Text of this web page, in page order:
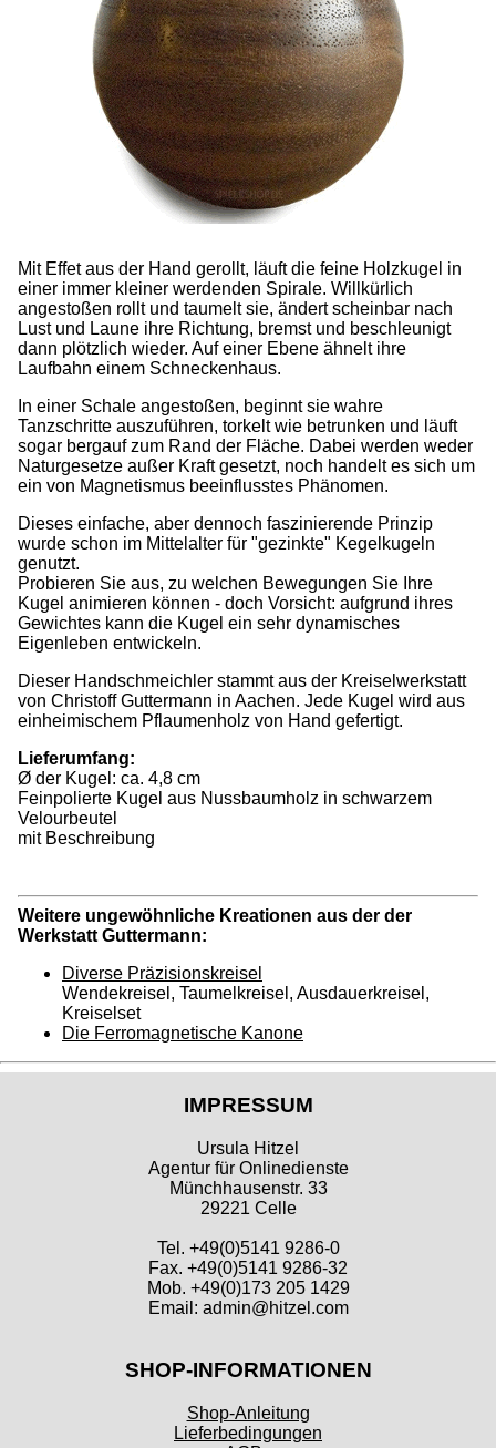
Mit Effet aus der Hand gerollt, läuft die feine Holzkugel in
einer immer kleiner werdenden Spirale. Willkürlich
angestoßen rollt und taumelt sie, ändert scheinbar nach
Lust und Laune ihre Richtung, bremst und beschleunigt
dann plötzlich wieder. Auf einer Ebene ähnelt ihre
Laufbahn einem Schneckenhaus.
In einer Schale angestoßen, beginnt sie wahre
Tanzschritte auszuführen, torkelt wie betrunken und läuft
sogar bergauf zum Rand der Fläche. Dabei werden weder
Naturgesetze außer Kraft gesetzt, noch handelt es sich um
ein von Magnetismus beeinflusstes Phänomen.
Dieses einfache, aber dennoch faszinierende Prinzip
wurde schon im Mittelalter für "gezinkte" Kegelkugeln
genutzt.
Probieren Sie aus, zu welchen Bewegungen Sie Ihre
Kugel animieren können - doch Vorsicht: aufgrund ihres
Gewichtes kann die Kugel ein sehr dynamisches
Eigenleben entwickeln.
Dieser Handschmeichler stammt aus der Kreiselwerkstatt
von Christoff Guttermann in Aachen. Jede Kugel wird aus
einheimischem Pflaumenholz von Hand gefertigt.
Lieferumfang:
Ø der Kugel: ca. 4,8 cm
Feinpolierte Kugel aus Nussbaumholz in schwarzem
Velourbeutel
mit Beschreibung
Weitere ungewöhnliche Kreationen aus der der
Werkstatt Guttermann:
Diverse Präzisionskreisel
Wendekreisel, Taumelkreisel, Ausdauerkreisel,
Kreiselset
Die Ferromagnetische Kanone
IMPRESSUM
Ursula Hitzel
Agentur für Onlinedienste
Münchhausenstr. 33
29221 Celle
Tel. +49(0)5141 9286-0
Fax. +49(0)5141 9286-32
Mob. +49(0)173 205 1429
Email: admin@hitzel.com
SHOP-INFORMATIONEN
Shop-Anleitung
Lieferbedingungen